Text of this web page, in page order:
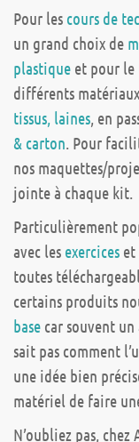
Pour les cours de
un grand choix de
plastique et pour le
différents
tissus, laines, en
& carton. Pour
nos maquettes/
jointe à chaque kit.
Particulièrement
avec les exercices
toutes
certains produits
base car souvent
sait pas comment
une idée bien
matériel de faire
N’oubliez pas,